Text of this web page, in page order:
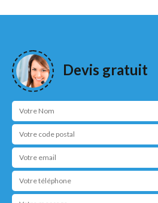
Devis gratuit